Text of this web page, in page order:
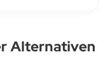
Alternativen